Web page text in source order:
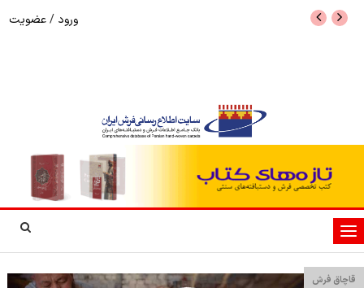
ورود /عضویت
تغییر
وضعیت
ناوبری
قاچاق فرش